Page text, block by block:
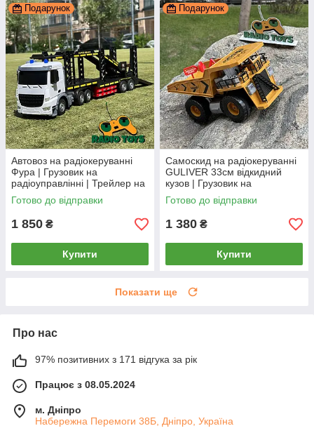
Подарунок
Автовоз на радіокеруванні
Фура | Грузовик на
радіоуправлінні | Трейлер на
пульту
Готово до відправки
1 850 ₴
Купити
Подарунок
Самоскид на радіокеруванні
GULIVER 33см відкидний
кузов | Грузовик на
радіоуправлінні | Вантажівка
на пульту
Готово до відправки
1 380 ₴
Купити
Показати ще
Про нас
97% позитивних з 171 відгука за рік
Працює з 08.05.2024
м. Дніпро
Набережна Перемоги 38Б, Дніпро, Україна